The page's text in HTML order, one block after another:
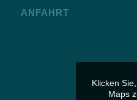
ANFAHRT
Klicken
Maps